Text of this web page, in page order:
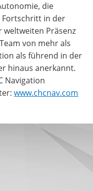
die
Fortschritt in der
Präsenz
von mehr als
als führend in der
hinaus anerkannt.
Navigation
www.chcnav.com